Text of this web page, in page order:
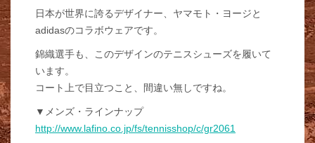
日本が世界に誇るデザイナー、ヤマモト・ヨージと
adidasのコラボウェアです。
錦織選手も、このデザインのテニスシューズを履いて
います。
コート上で目立つこと、間違い無しですね。
▼メンズ・ラインナップ
http://www.lafino.co.jp/fs/tennisshop/c/gr2061